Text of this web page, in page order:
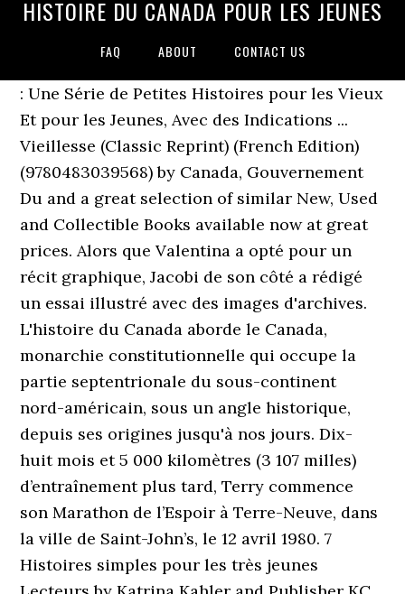
HISTOIRE DU CANADA POUR LES JEUNES
FAQ ABOUT CONTACT US
: Une Série de Petites Histoires pour les Vieux
Et pour les Jeunes, Avec des Indications ...
Vieillesse (Classic Reprint) (French Edition)
(9780483039568) by Canada, Gouvernement
Du and a great selection of similar New, Used
and Collectible Books available now at great
prices. Alors que Valentina a opté pour un
récit graphique, Jacobi de son côté a rédigé
un essai illustré avec des images d'archives.
L'histoire du Canada aborde le Canada,
monarchie constitutionnelle qui occupe la
partie septentrionale du sous-continent
nord-américain, sous un angle historique,
depuis ses origines jusqu'à nos jours. Dix-
huit mois et 5 000 kilomètres (3 107 milles)
d’entraînement plus tard, Terry commence
son Marathon de l’Espoir à Terre-Neuve, dans
la ville de Saint-John’s, le 12 avril 1980. 7
Histoires simples pour les très jeunes